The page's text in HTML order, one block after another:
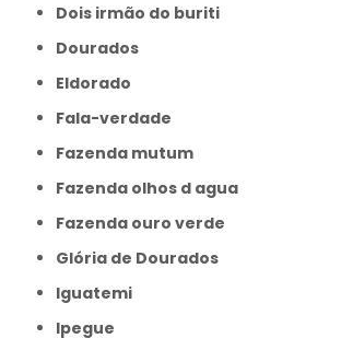
Dois irmão do buriti
Dourados
Eldorado
Fala-verdade
Fazenda mutum
Fazenda olhos d agua
Fazenda ouro verde
Glória de Dourados
Iguatemi
Ipegue